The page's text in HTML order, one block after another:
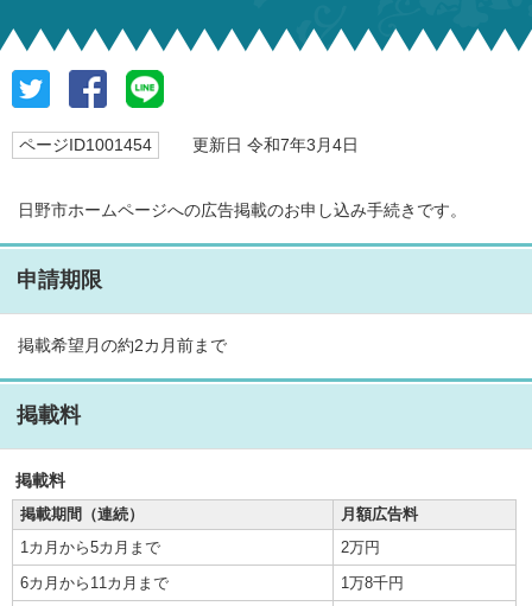
ページID1001454 更新日 令和7年3月4日
日野市ホームページへの広告掲載のお申し込み手続きです。
申請期限
掲載希望月の約2カ月前まで
掲載料
掲載料
掲載期間（連続）
月額広告料
1カ月から5カ月まで
2万円
6カ月から11カ月まで
1万8千円